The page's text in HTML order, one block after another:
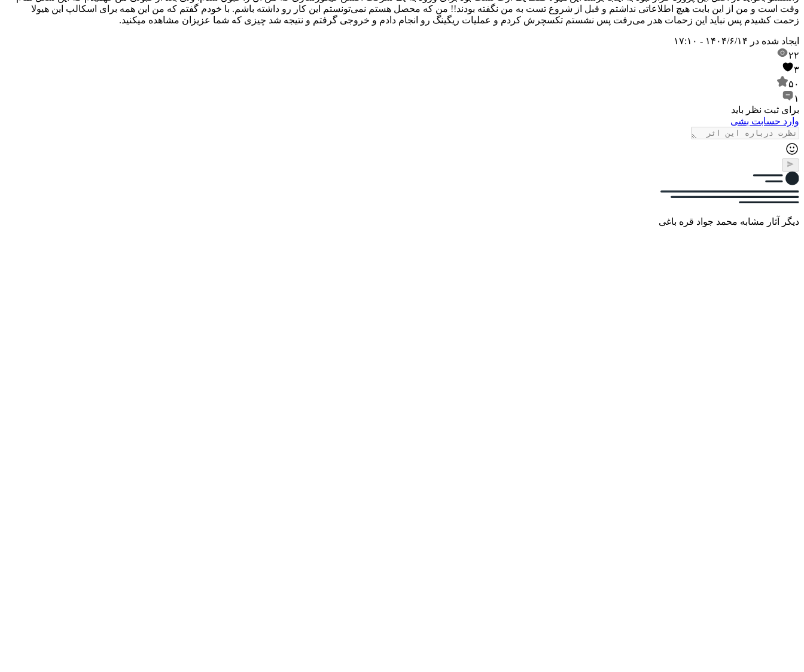
وقت است و من از این بابت هیچ اطلاعاتی نداشتم و قبل از شروع تست به من نگفته بودند!! من که محصل هستم نمی‌تونستم این کار رو داشته باشم. با خودم گفتم که من این همه برای اسکالپ این هیولا
زحمت کشیدم پس نباید این زحمات هدر می‌رفت پس نشستم تکسچرش کردم و عملیات ریگینگ رو انجام دادم و خروجی گرفتم و نتیجه شد چیزی که شما عزیزان مشاهده میکنید.
ایجاد شده در ۱۴۰۴/۶/۱۴ - ۱۷:۱۰
۲۲
۳
۵۰
۱
برای ثبت نظر باید
وارد حسابت بشی
دیگر آثار مشابه محمد جواد قره باغی